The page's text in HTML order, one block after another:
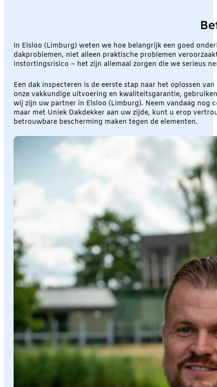
In Elsloo (Limburg) weten we hoe belangrijk een goed
dakproblemen, niet alleen praktische problemen
instortingsrisico – het zijn allemaal zorgen die we serieus
Een dak inspecteren is de eerste stap naar het oplossen
onze vakkundige uitvoering en kwaliteitsgarantie,
wij zijn uw partner in Elsloo (Limburg). Neem vandaag nog
maar met Uniek Dakdekker aan uw zijde, kunt u erop
betrouwbare bescherming maken tegen de elementen.